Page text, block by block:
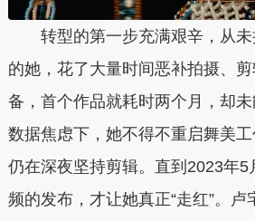
转型的第一步充满艰辛，从未
的她，花了大量时间恶补拍摄、
备，首个作品就耗时两个月，却未
数据焦虑下，她不得不重启舞美
仍在深夜坚持剪辑。直到2023年
频的发布，才让她真正“走红”。卢